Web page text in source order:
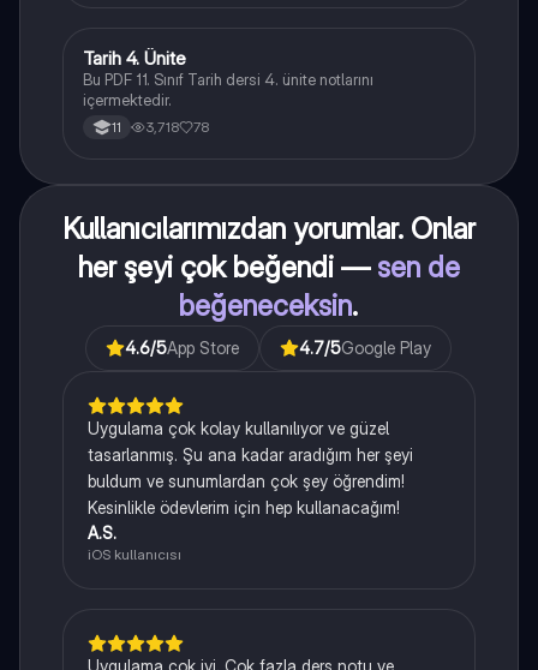
Tarih
Tarih 4. Ünite
Bu PDF 11. Sınıf Tarih dersi 4. ünite notlarını
içermektedir.
11 3,718 78
Kullanıcılarımızdan yorumlar. Onlar
her şeyi çok beğendi — sen de
beğeneceksin.
4.6/5App Store 4.7/5Google Play
Uygulama çok kolay kullanılıyor ve güzel
tasarlanmış. Şu ana kadar aradığım her şeyi
buldum ve sunumlardan çok şey öğrendim!
Kesinlikle ödevlerim için hep kullanacağım!
A.S.
iOS kullanıcısı
Uygulama çok iyi. Çok fazla ders notu ve